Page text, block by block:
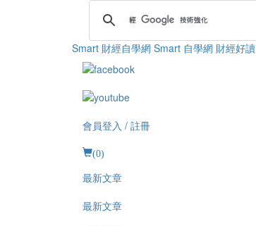
Smart 財經自學網 Smart 自學網 財經好讀
會員登入 / 註冊
(0)
最新文章
最新文章